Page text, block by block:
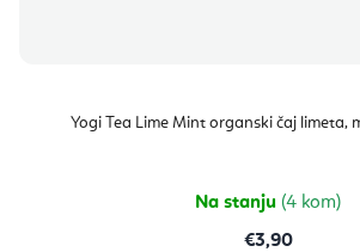
Yogi Tea Lime Mint organski čaj limeta,
Na stanju (4 kom)
€3,90